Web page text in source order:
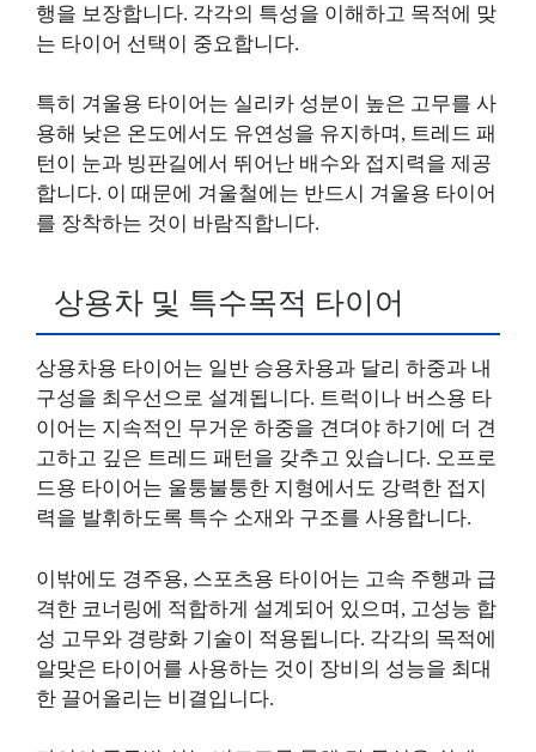
행을 보장합니다. 각각의 특성을 이해하고 목적에 맞
는 타이어 선택이 중요합니다.
특히 겨울용 타이어는 실리카 성분이 높은 고무를 사
용해 낮은 온도에서도 유연성을 유지하며, 트레드 패
턴이 눈과 빙판길에서 뛰어난 배수와 접지력을 제공
합니다. 이 때문에 겨울철에는 반드시 겨울용 타이어
를 장착하는 것이 바람직합니다.
상용차 및 특수목적 타이어
상용차용 타이어는 일반 승용차용과 달리 하중과 내
구성을 최우선으로 설계됩니다. 트럭이나 버스용 타
이어는 지속적인 무거운 하중을 견뎌야 하기에 더 견
고하고 깊은 트레드 패턴을 갖추고 있습니다. 오프로
드용 타이어는 울퉁불퉁한 지형에서도 강력한 접지
력을 발휘하도록 특수 소재와 구조를 사용합니다.
이밖에도 경주용, 스포츠용 타이어는 고속 주행과 급
격한 코너링에 적합하게 설계되어 있으며, 고성능 합
성 고무와 경량화 기술이 적용됩니다. 각각의 목적에
알맞은 타이어를 사용하는 것이 장비의 성능을 최대
한 끌어올리는 비결입니다.